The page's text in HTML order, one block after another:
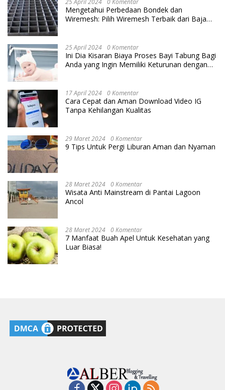
Mengetahui Perbedaan Bondek dan
Wiremesh: Pilih Wiremesh Terbaik dari Baja
25 April 2024 0 Komentar
Ini Dia Kisaran Biaya Proses Bayi Tabung Bagi
Anda yang Ingin Memiliki Keturunan dengan
17 April 2024 0 Komentar
Cara Cepat dan Aman Download Video IG
Tanpa Kehilangan Kualitas
29 Maret 2024 0 Komentar
9 Tips Untuk Pergi Liburan Aman dan Nyaman
28 Maret 2024 0 Komentar
Wisata Anti Mainstream di Pantai Lagoon
Ancol
28 Maret 2024 0 Komentar
7 Manfaat Buah Apel Untuk Kesehatan yang
Luar Biasa!